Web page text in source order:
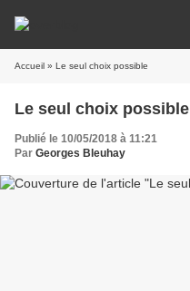
Accueil » Le seul choix possible
Le seul choix possible
Publié le 10/05/2018 à 11:21
Par Georges Bleuhay